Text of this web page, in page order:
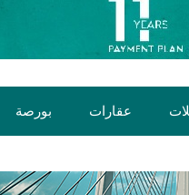
عقارات بورصة